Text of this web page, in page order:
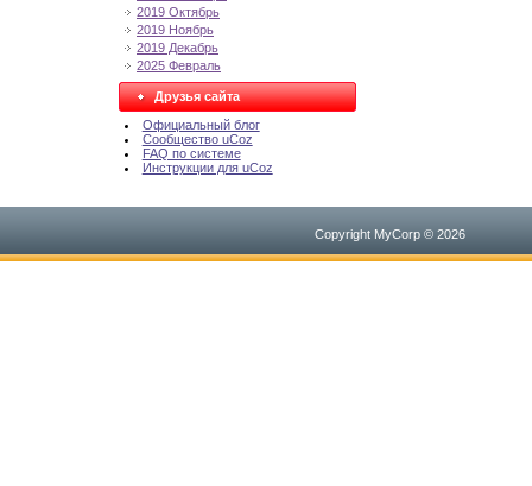
2019 Октябрь
2019 Ноябрь
2019 Декабрь
2025 Февраль
Друзья сайта
Официальный блог
Сообщество uCoz
FAQ по системе
Инструкции для uCoz
Copyright MyCorp © 2026